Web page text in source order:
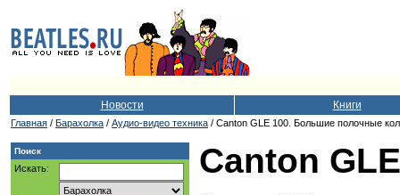
Новости Книги
Главная / Барахолка / Аудио-видео техника / Canton GLE 100. Большие полочные
Поиск
Искать: Canton